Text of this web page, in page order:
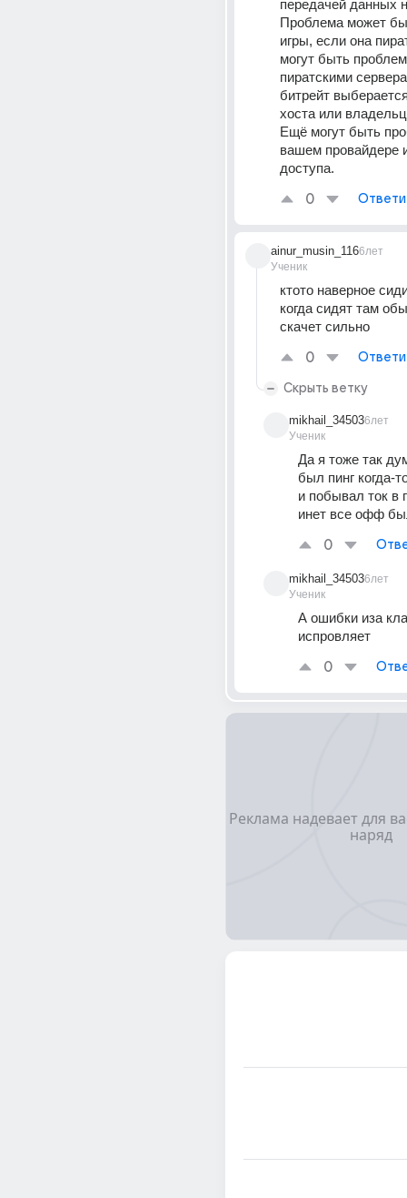
передачей данных
Проблема может
игры, если она
могут быть
пиратскими
битрейт
хоста или
Ещё могут быть
вашем провайдере
доступа.
0
ainur_musin_116
Ученик
6лет
ктото наверное
когда сидят там
скачет сильно
0
Скрыть ветку
mikhail_34503
Ученик
6лет
Да я тоже так
был пинг когда-
и побывал ток в
инет все офф
0
mikhail_34503
Ученик
6лет
А ошибки иза
испровляет
0